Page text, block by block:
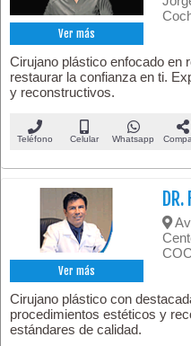
Ver más
Cirujano plástico enfocado en
restaurar la confianza en ti.
y reconstructivos.
Teléfono Celular Whatsapp
Ver más
DR.
Cirujano plástico con
procedimientos estéticos y
estándares de calidad.